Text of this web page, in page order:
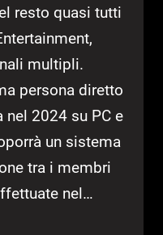
resto quasi tutti
multipli.
persona diretto
nel 2024 su PC e
un sistema
tra i membri
nel…